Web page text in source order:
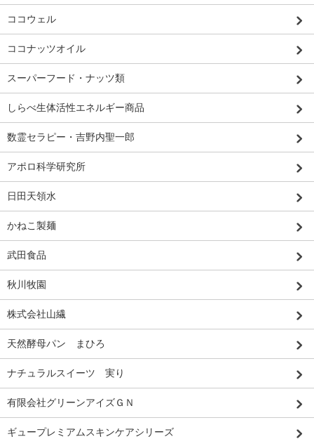
ココウェル
ココナッツオイル
スーパーフード・ナッツ類
しらべ生体活性エネルギー商品
数霊セラピー・吉野内聖一郎
アポロ科学研究所
日田天領水
かねこ製麺
武田食品
秋川牧園
株式会社山繊
天然酵母パン まひろ
ナチュラルスイーツ 実り
有限会社グリーンアイズＧＮ
ギュープレミアムスキンケアシリーズ